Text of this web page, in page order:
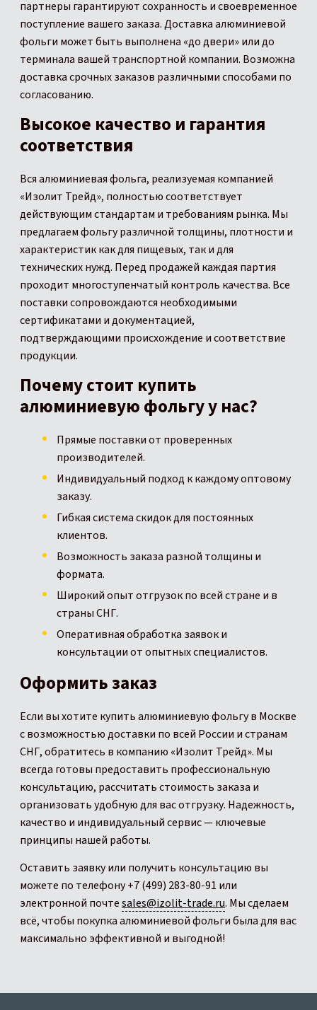
партнеры гарантируют сохранность и своевременное
поступление вашего заказа. Доставка алюминиевой
фольги может быть выполнена «до двери» или до
терминала вашей транспортной компании. Возможна
доставка срочных заказов различными способами по
согласованию.
Высокое качество и гарантия
соответствия
Вся алюминиевая фольга, реализуемая компанией
«Изолит Трейд», полностью соответствует
действующим стандартам и требованиям рынка. Мы
предлагаем фольгу различной толщины, плотности и
характеристик как для пищевых, так и для
технических нужд. Перед продажей каждая партия
проходит многоступенчатый контроль качества. Все
поставки сопровождаются необходимыми
сертификатами и документацией,
подтверждающими происхождение и соответствие
продукции.
Почему стоит купить
алюминиевую фольгу у нас?
Прямые поставки от проверенных
производителей.
Индивидуальный подход к каждому оптовому
заказу.
Гибкая система скидок для постоянных
клиентов.
Возможность заказа разной толщины и
формата.
Широкий опыт отгрузок по всей стране и в
страны СНГ.
Оперативная обработка заявок и
консультации от опытных специалистов.
Оформить заказ
Если вы хотите купить алюминиевую фольгу в Москве
с возможностью доставки по всей России и странам
СНГ, обратитесь в компанию «Изолит Трейд». Мы
всегда готовы предоставить профессиональную
консультацию, рассчитать стоимость заказа и
организовать удобную для вас отгрузку. Надежность,
качество и индивидуальный сервис — ключевые
принципы нашей работы.
Оставить заявку или получить консультацию вы
можете по телефону +7 (499) 283-80-91 или
электронной почтеsales@izolit-trade.ru. Мы сделаем
всё, чтобы покупка алюминиевой фольги была для вас
максимально эффективной и выгодной!